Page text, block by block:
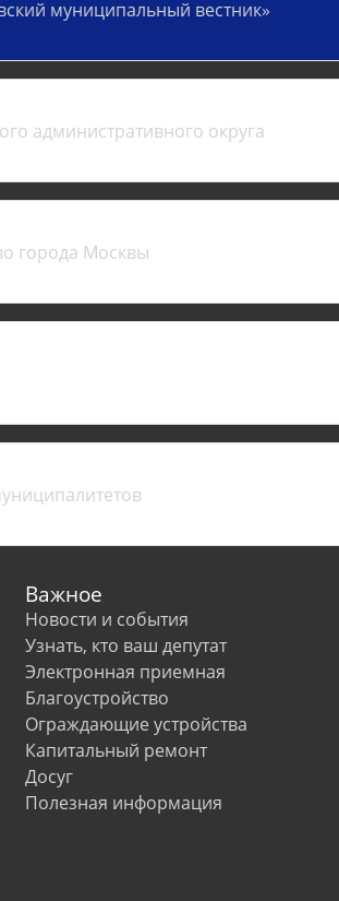
Важное
Новости и события
Узнать, кто ваш депутат
Электронная приемная
Благоустройство
Ограждающие устройства
Капитальный ремонт
Досуг
Полезная информация